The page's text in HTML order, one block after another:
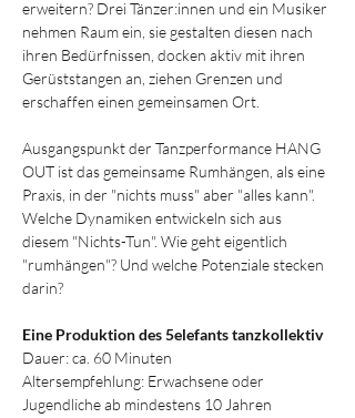
erweitern? Drei Tänzer:innen und ein Musiker
nehmen Raum ein, sie gestalten diesen nach
ihren Bedürfnissen, docken aktiv mit ihren
Gerüststangen an, ziehen Grenzen und
erschaffen einen gemeinsamen Ort.
Ausgangspunkt der Tanzperformance HANG
OUT ist das gemeinsame Rumhängen, als eine
Praxis, in der "nichts muss" aber "alles kann".
Welche Dynamiken entwickeln sich aus
diesem "Nichts-Tun". Wie geht eigentlich
"rumhängen"? Und welche Potenziale stecken
darin?
Eine Produktion des 5elefants tanzkollektiv
Dauer: ca. 60 Minuten
Altersempfehlung: Erwachsene oder
Jugendliche ab mindestens 10 Jahren